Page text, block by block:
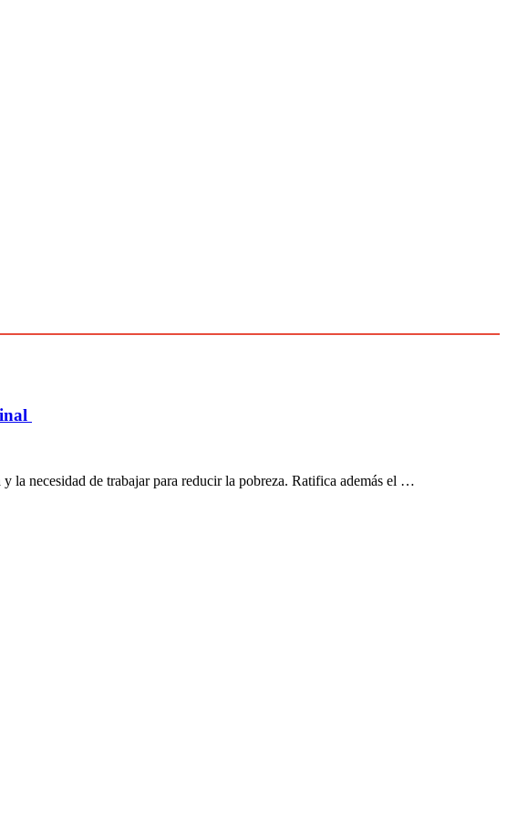
la necesidad de trabajar para reducir la pobreza. Ratifica además el …